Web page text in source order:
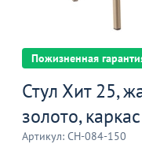
Пожизненная
Стул Хит 25,
золото,
Артикул: CH-084-150